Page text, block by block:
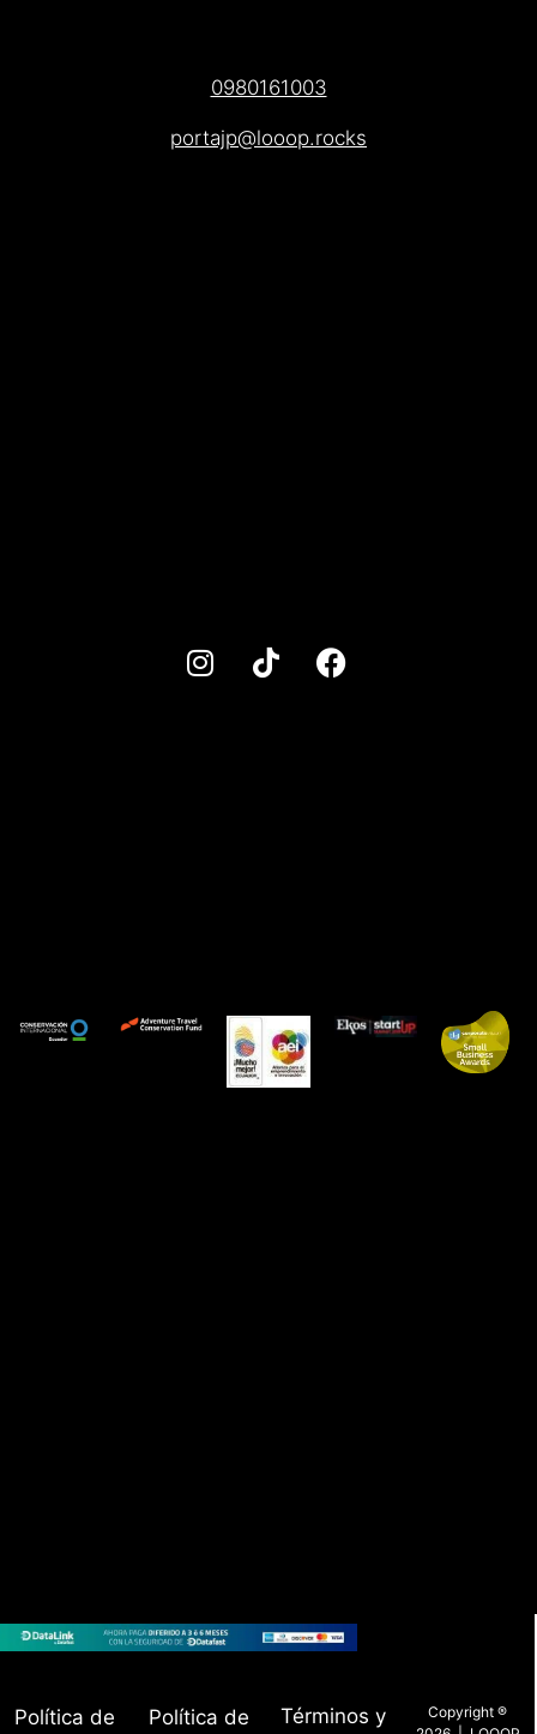
0980161003
portajp@looop.rocks
Política de Política de
Términos y
Copyright ®